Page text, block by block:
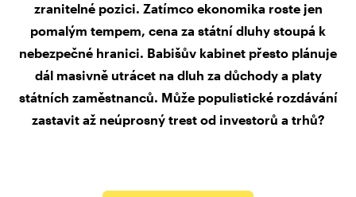
zranitelné pozici. Zatímco ekonomika roste jen
pomalým tempem, cena za státní dluhy stoupá k
nebezpečné hranici. Babišův kabinet přesto plánuje
dál masivně utrácet na dluh za důchody a platy
státních zaměstnanců. Může populistické rozdávání
zastavit až neúprosný trest od investorů a trhů?